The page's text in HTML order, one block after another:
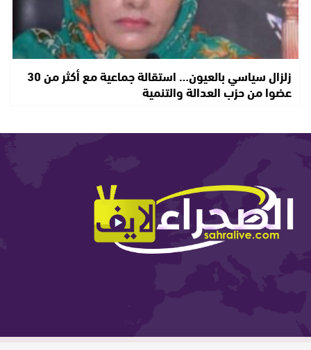
زلزال سياسي بالعيون… استقالة جماعية مع أكثر من 30
عضوا من حزب العدالة والتنمية